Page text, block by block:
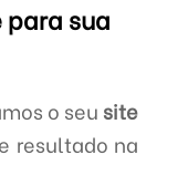
para sua
o seu site
resultado na